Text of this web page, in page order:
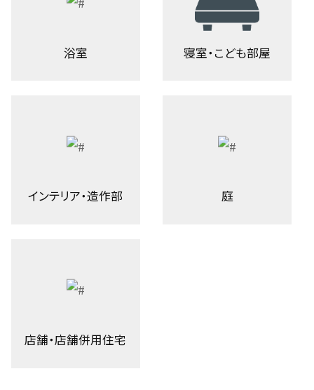
浴室 寝室・こども部屋
インテリア・造作部 庭
店舗・店舗併用住宅